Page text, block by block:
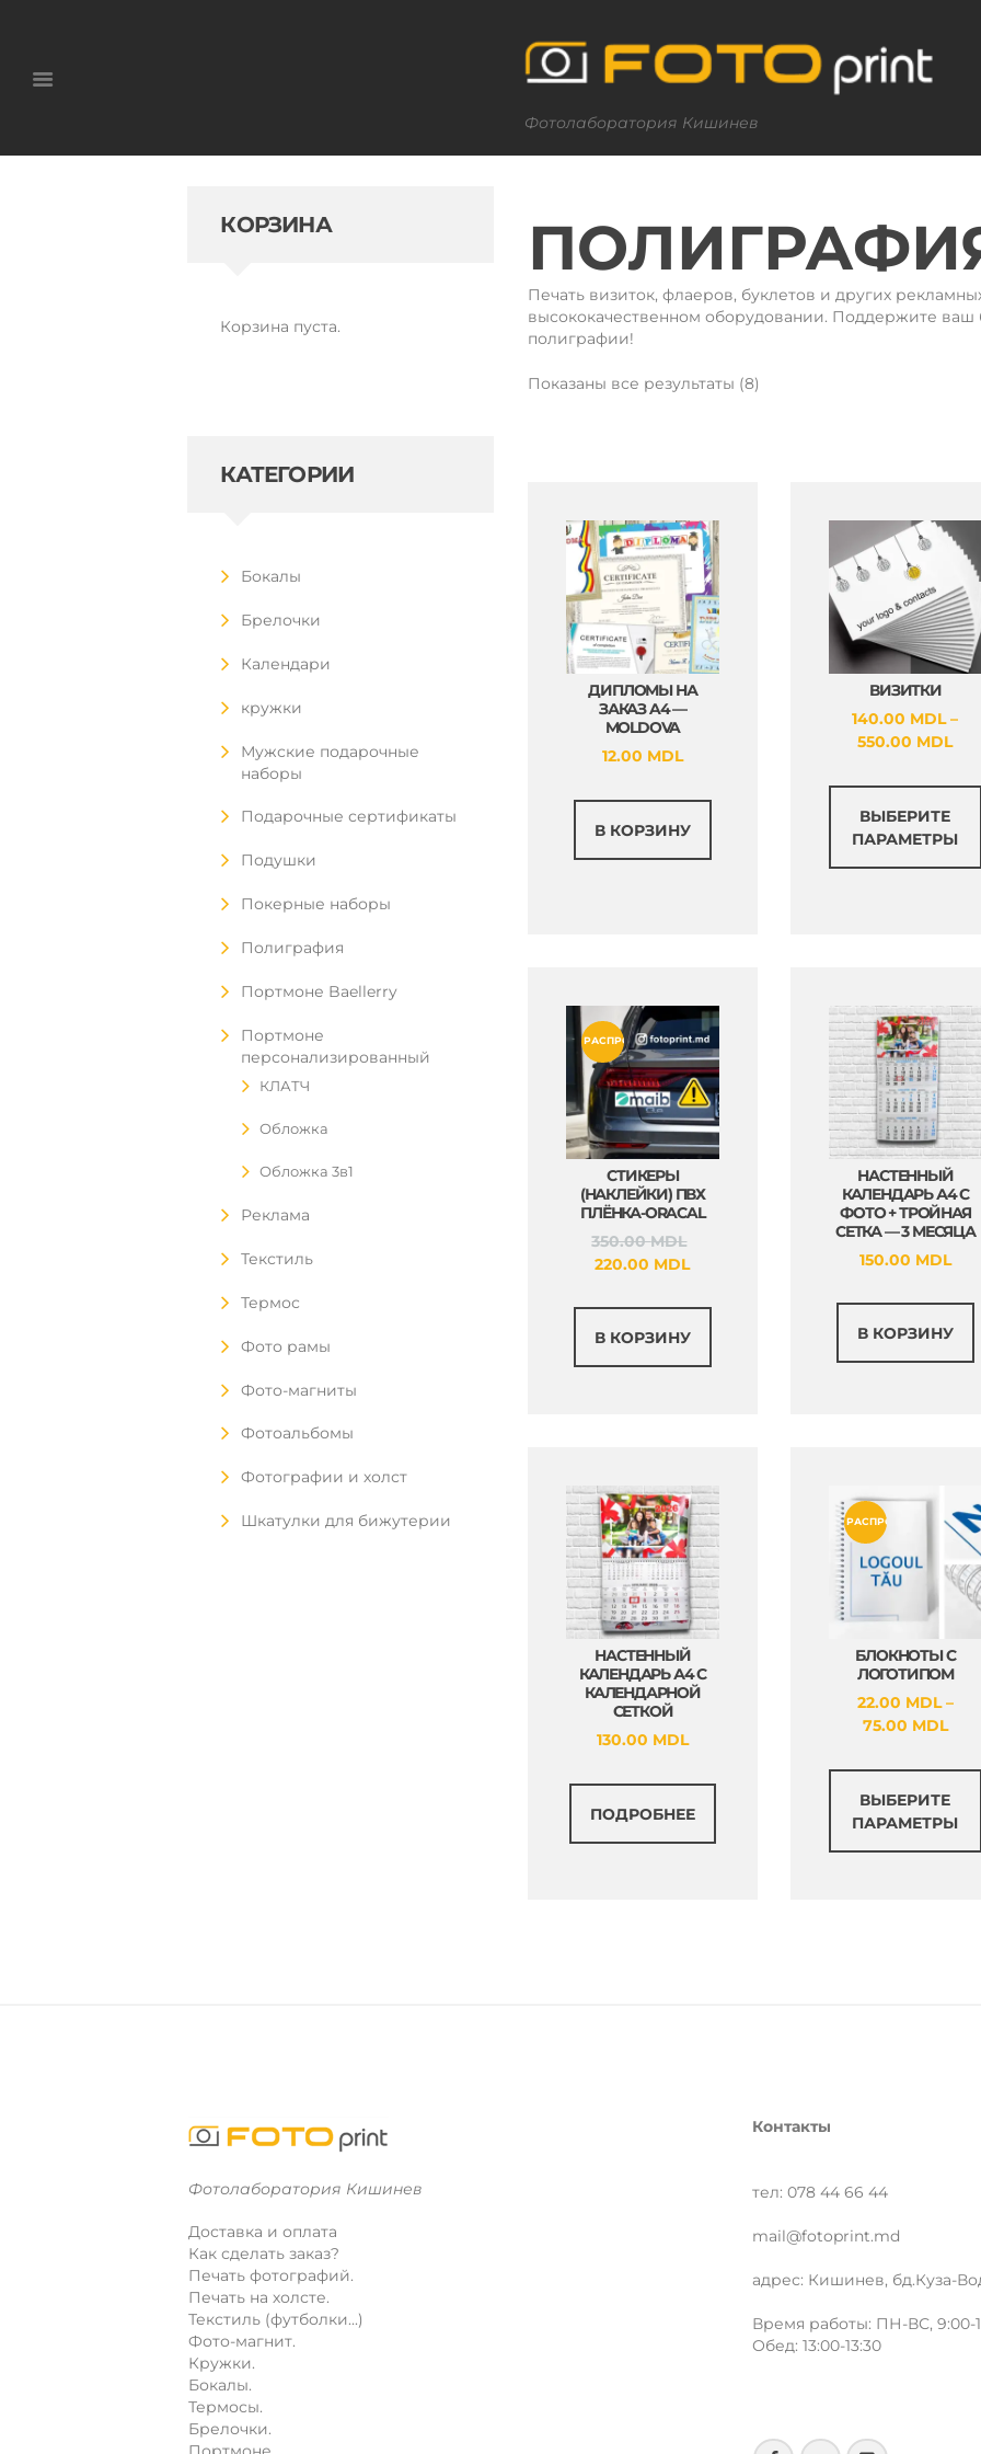
Фотолаборатория Кишинев
Печать визиток, флаеров, буклетов и других
высококачественном оборудовании. Поддержите
полиграфии!
Показаны все результаты (8)
ДИПЛОМЫ НА
ЗАКАЗ A4 —
MOLDOVA
12.00 MDL
В КОРЗИНУ
ВИЗИТКИ
140.00 MDL –
550.00 MDL
ВЫБЕРИТЕ
ПАРАМЕТРЫ
РАСПРОДАЖА!
СТИКЕРЫ
(НАКЛЕЙКИ) ПВХ
ПЛЁНКА-ORACAL
350.00MDL
350.00 MDL.
220.00 MDLТекущая
220.00 MDL.
В КОРЗИНУ
НАСТЕННЫЙ
КАЛЕНДАРЬ А4 С
ФОТО + ТРОЙНАЯ
СЕТКА — 3 МЕСЯЦА
150.00 MDL
В КОРЗИНУ
НАСТЕННЫЙ
КАЛЕНДАРЬ А4 С
КАЛЕНДАРНОЙ
СЕТКОЙ
130.00 MDL
ПОДРОБНЕЕ
РАСПРОДАЖА!
БЛОКНОТЫ С
ЛОГОТИПОМ
22.00 MDL –
75.00 MDL
–
ВЫБЕРИТЕ
ПАРАМЕТРЫ
КОРЗИНА
Корзина пуста.
КАТЕГОРИИ
Бокалы
Брелочки
Календари
кружки
Мужские подарочные
наборы
Подарочные сертификаты
Подушки
Покерные наборы
Полиграфия
Портмоне Baellerry
Портмоне
персонализированный
КЛАТЧ
Обложка
Обложка 3в1
Реклама
Текстиль
Термос
Фото рамы
Фото-магниты
Фотоальбомы
Фотографии и холст
Шкатулки для бижутерии
Фотолаборатория Кишинев
Доставка и оплата
Как сделать заказ?
Печать фотографий.
Печать на холсте.
Текстиль (футболки...)
Фото-магнит.
Кружки.
Бокалы.
Термосы.
Брелочки.
Контакты
тел: 078 44 66 44
mail@fotoprint.md
адрес: Кишинев, бд.Куза-
Время работы: ПН-ВС, 9:00-
Обед: 13:00-13:30